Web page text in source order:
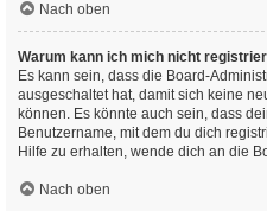
Nach oben
Warum kann ich mich nicht
Es kann sein, dass die Board-
ausgeschaltet hat, damit sich keine
können. Es könnte auch sein, dass
Benutzername, mit dem du dich
Hilfe zu erhalten, wende dich an die
Nach oben